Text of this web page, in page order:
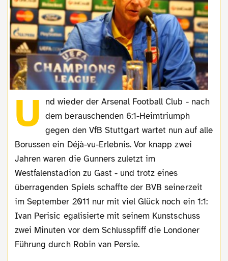
U
nd wieder der Arsenal Football Club - nach
dem berauschenden 6:1-Heimtriumph
gegen den VfB Stuttgart wartet nun auf alle
Borussen ein Déjà-vu-Erlebnis. Vor knapp zwei
Jahren waren die Gunners zuletzt im
Westfalenstadion zu Gast - und trotz eines
überragenden Spiels schaffte der BVB seinerzeit
im September 2011 nur mit viel Glück noch ein 1:1:
Ivan Perisic egalisierte mit seinem Kunstschuss
zwei Minuten vor dem Schlusspfiff die Londoner
Führung durch Robin van Persie.